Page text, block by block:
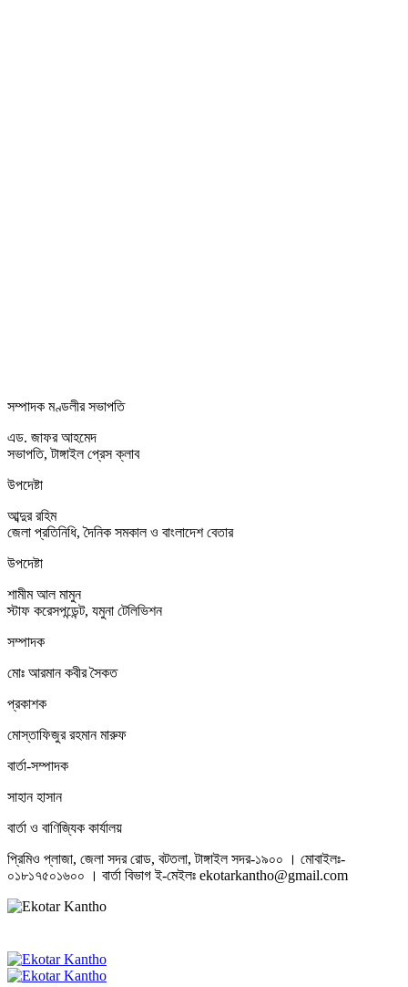
সম্পাদক মণ্ডলীর সভাপতি
এড. জাফর আহমেদ
সভাপতি, টাঙ্গাইল প্রেস ক্লাব
উপদেষ্টা
আব্দুর রহিম
জেলা প্রতিনিধি, দৈনিক সমকাল ও বাংলাদেশ বেতার
উপদেষ্টা
শামীম আল মামুন
স্টাফ করেসপন্ডেন্ট, যমুনা টেলিভিশন
সম্পাদক
মোঃ আরমান কবীর সৈকত
প্রকাশক
মোস্তাফিজুর রহমান মারুফ
বার্তা-সম্পাদক
সাহান হাসান
বার্তা ও বাণিজ্যিক কার্যালয়
প্রিমিও প্লাজা, জেলা সদর রোড, বটতলা, টাঙ্গাইল সদর-১৯০০ । মোবাইলঃ-
০১৮১৭৫০১৬০০ । বার্তা বিভাগ ই-মেইলঃ ekotarkantho@gmail.com